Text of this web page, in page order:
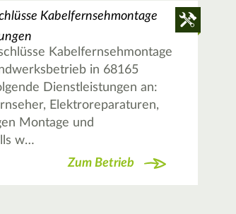
Kabelfernsehmontage
Kabelfernsehmontage
in 68165
Dienstleistungen an:
Elektroreparaturen,
Montage und
w…
Zum Betrieb